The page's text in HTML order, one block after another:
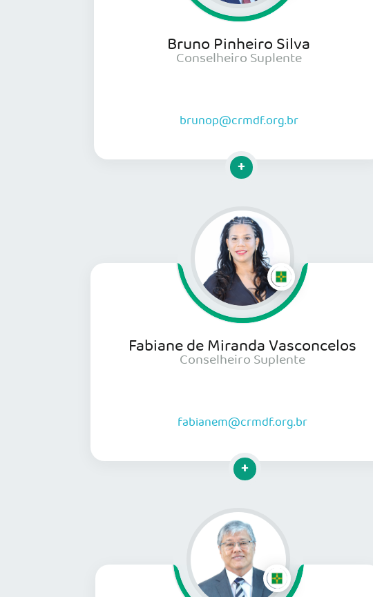
Bruno Pinheiro Silva
Conselheiro Suplente
brunop@crmdf.org.br
Clique para mais informações
Fabiane de Miranda Vasconcelos
Conselheiro Suplente
fabianem@crmdf.org.br
Clique para mais informações